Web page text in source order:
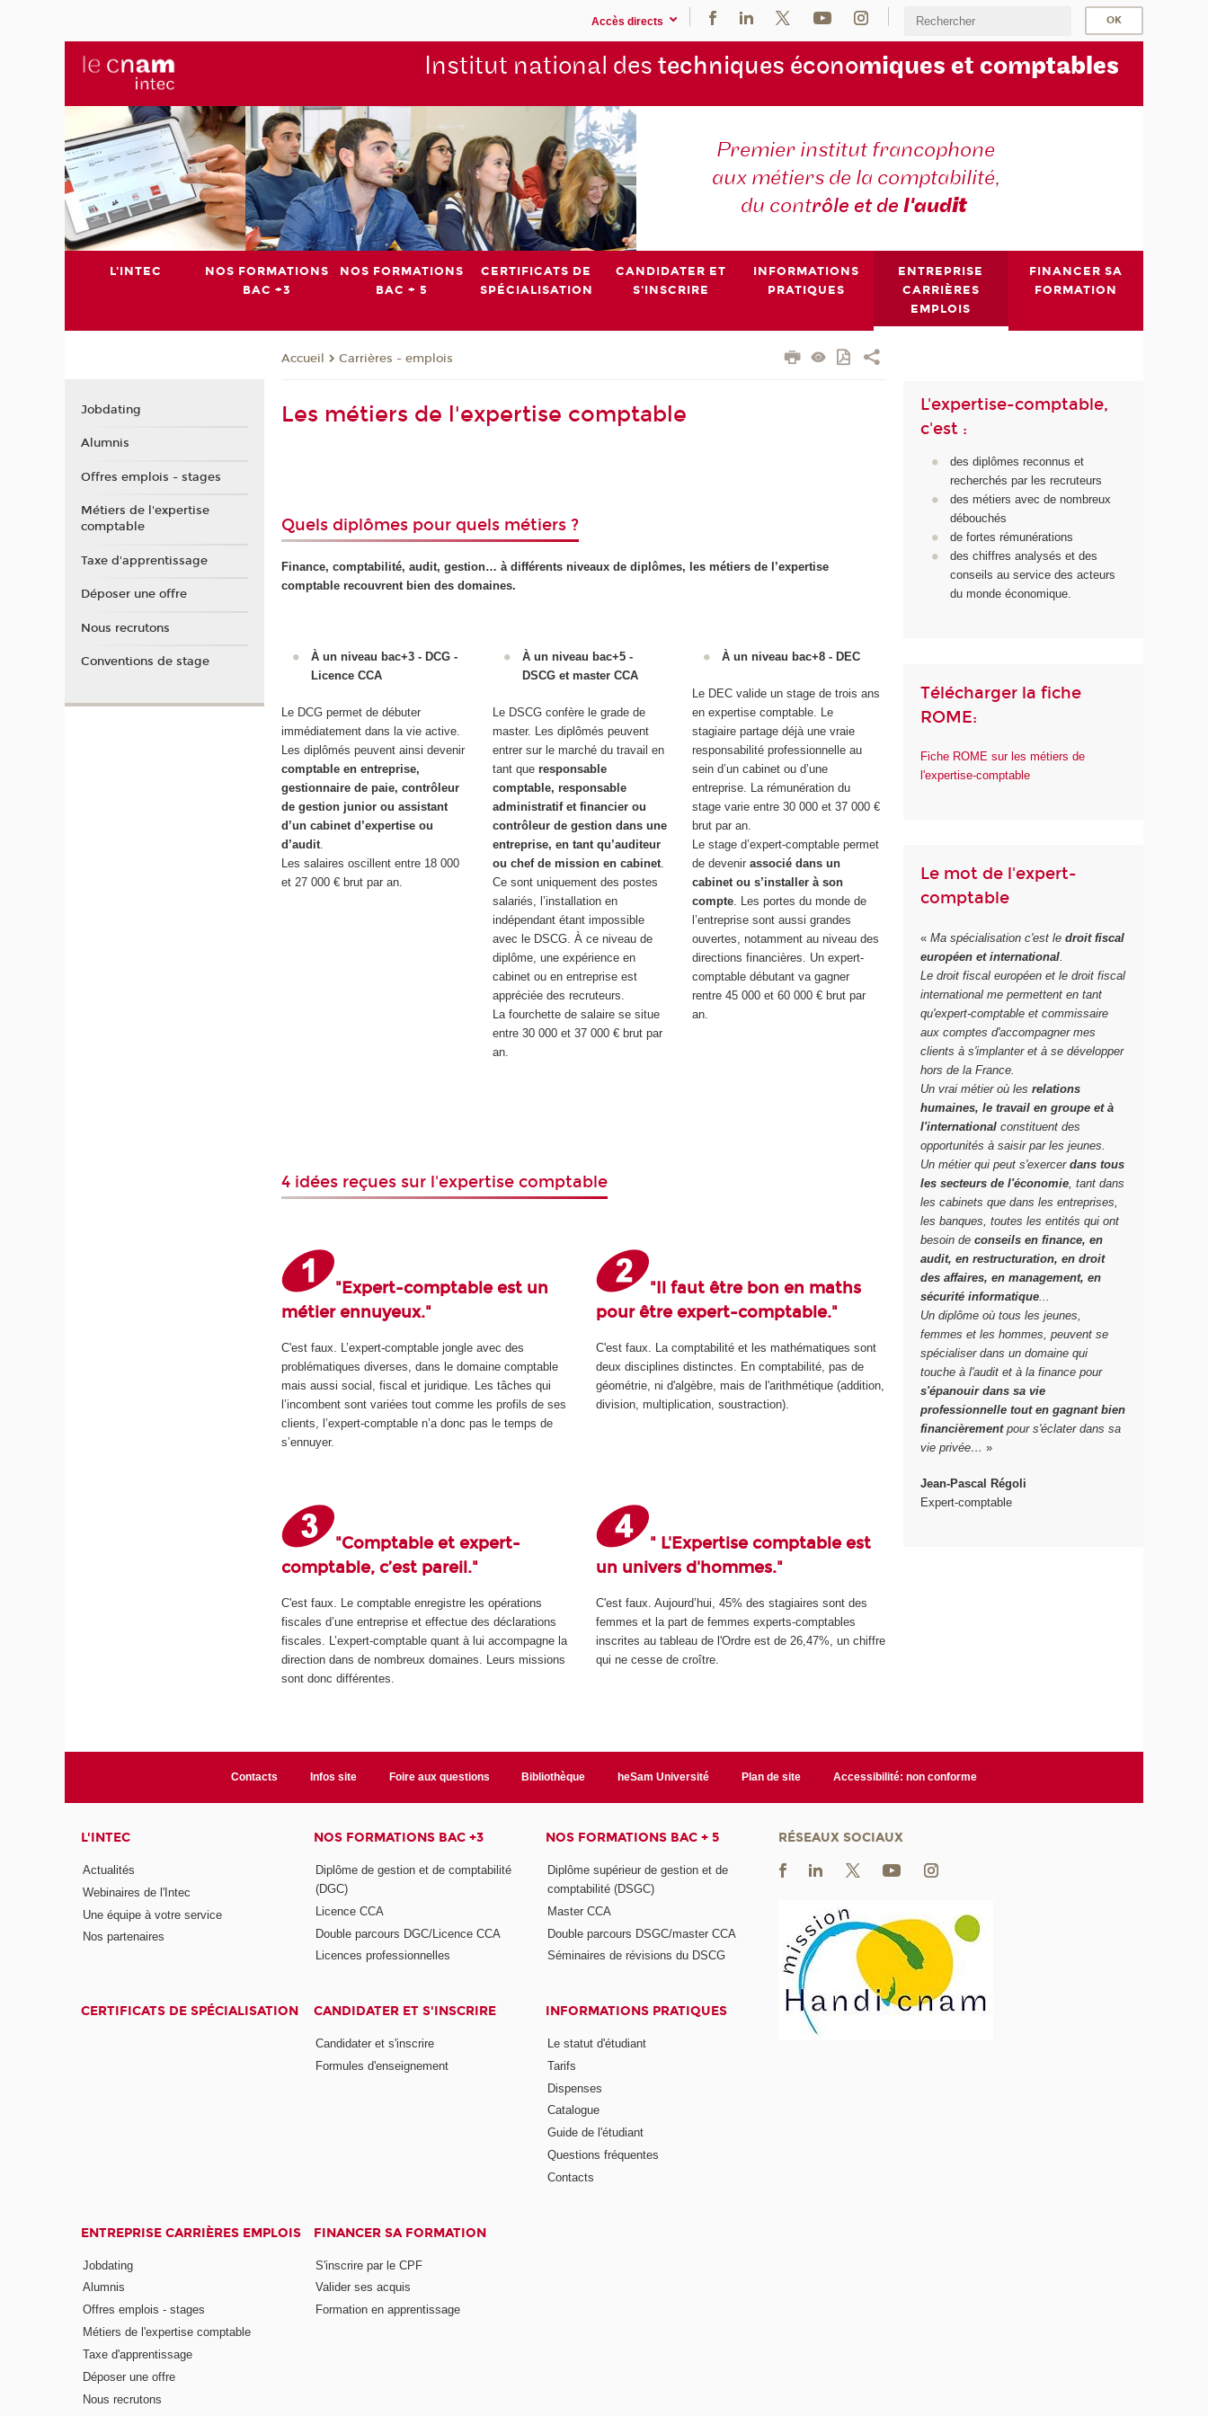
Accès directs
Institut national des techniques économiques et comptables
Premier institut francophone
aux métiers de la comptabilité,
du contrôle et del'audit
L'INTEC
NOS FORMATIONS
BAC +3
NOS FORMATIONS
BAC + 5
CERTIFICATS DE
SPÉCIALISATION
CANDIDATER ET
S'INSCRIRE
INFORMATIONS
PRATIQUES
ENTREPRISE
CARRIÈRES
EMPLOIS
FINANCER SA
FORMATION
Accueil Carrières - emplois
Les métiers de l'expertise comptable
Quels diplômes pour quels métiers ?
Finance, comptabilité, audit, gestion… à différents niveaux de diplômes, les métiers de l’expertise
comptable recouvrent bien des domaines.
À un niveau bac+3 - DCG -
Licence CCA
Le DCG permet de débuter
immédiatement dans la vie active.
Les diplômés peuvent ainsi devenir
comptable en entreprise,
gestionnaire de paie, contrôleur
de gestion junior ou assistant
d’un cabinet d’expertise ou
d’audit
Les salaires oscillent entre 18 000
et 27 000 € brut par an.
À un niveau bac+5 -
DSCG et master CCA
Le DSCG confère le grade de
master. Les diplômés peuvent
entrer sur le marché du travail en
tant queresponsable
comptable, responsable
administratif et financier ou
contrôleur de gestion dans une
entreprise, en tant qu’auditeur
ou chef de mission en cabinet
Ce sont uniquement des postes
salariés, l’installation en
indépendant étant impossible
avec le DSCG. À ce niveau de
diplôme, une expérience en
cabinet ou en entreprise est
appréciée des recruteurs.
La fourchette de salaire se situe
entre 30 000 et 37 000 € brut par
an.
À un niveau bac+8 - DEC
Le DEC valide un stage de trois ans
en expertise comptable. Le
stagiaire partage déjà une vraie
responsabilité professionnelle au
sein d’un cabinet ou d’une
entreprise. La rémunération du
stage varie entre 30 000 et 37 000 €
brut par an.
Le stage d’expert-comptable permet
de devenirassocié dans un
cabinet ou s’installer à son
compte . Les portes du monde de
l’entreprise sont aussi grandes
ouvertes, notamment au niveau des
directions financières. Un expert-
comptable débutant va gagner
rentre 45 000 et 60 000 € brut par
an.
4 idées reçues sur l'expertise comptable
"Expert-comptable est un
métier ennuyeux."
C'est faux. L’expert-comptable jongle avec des
problématiques diverses, dans le domaine comptable
mais aussi social, fiscal et juridique. Les tâches qui
l’incombent sont variées tout comme les profils de ses
clients, l’expert-comptable n’a donc pas le temps de
s’ennuyer.
"Il faut être bon en maths
pour être expert-comptable."
C'est faux. La comptabilité et les mathématiques sont
deux disciplines distinctes. En comptabilité, pas de
géométrie, ni d'algèbre, mais de l'arithmétique (addition,
division, multiplication, soustraction).
"Comptable et expert-
comptable, c’est pareil."
C'est faux. Le comptable enregistre les opérations
fiscales d’une entreprise et effectue des déclarations
fiscales. L’expert-comptable quant à lui accompagne la
direction dans de nombreux domaines. Leurs missions
sont donc différentes.
" L'Expertise comptable est
un univers d'hommes."
C'est faux. Aujourd’hui, 45% des stagiaires sont des
femmes et la part de femmes experts-comptables
inscrites au tableau de l'Ordre est de 26,47%, un chiffre
qui ne cesse de croître.
L'expertise-comptable,
c'est :
des diplômes reconnus et
recherchés par les recruteurs
des métiers avec de nombreux
débouchés
de fortes rémunérations
des chiffres analysés et des
conseils au service des acteurs
du monde économique.
Télécharger la fiche
ROME:
Fiche ROME sur les métiers de
l'expertise-comptable
Le mot de l'expert-
comptable
«Ma spécialisation c'est ledroit fiscal
européen et international
Le droit fiscal européen et le droit fiscal
international me permettent en tant
qu'expert-comptable et commissaire
aux comptes d'accompagner mes
clients à s'implanter et à se développer
hors de la France.
Un vrai métier où lesrelations
humaines, le travail en groupe et à
l'international constituent des
opportunités à saisir par les jeunes.
Un métier qui peut s'exercerdans tous
les secteurs de l'économie , tant dans
les cabinets que dans les entreprises,
les banques, toutes les entités qui ont
besoin deconseils en finance, en
audit, en restructuration, en droit
des affaires, en management, en
sécurité informatique
Un diplôme où tous les jeunes,
femmes et les hommes, peuvent se
spécialiser dans un domaine qui
touche à l'audit et à la finance pour
s'épanouir dans sa vie
professionnelle tout en gagnant bien
financièrementpour s'éclater dans sa
vie privée… »
Jean-Pascal Régoli
Expert-comptable
Jobdating
Alumnis
Offres emplois - stages
Métiers de l'expertise
comptable
Taxe d'apprentissage
Déposer une offre
Nous recrutons
Conventions de stage
Contacts Infos site Foire aux questions Bibliothèque heSam Université Plan de site Accessibilité: non conforme
L'INTEC
Actualités
Webinaires de l'Intec
Une équipe à votre service
Nos partenaires
NOS FORMATIONS BAC +3
Diplôme de gestion et de comptabilité
(DGC)
Licence CCA
Double parcours DGC/Licence CCA
Licences professionnelles
NOS FORMATIONS BAC + 5
Diplôme supérieur de gestion et de
comptabilité (DSGC)
Master CCA
Double parcours DSGC/master CCA
Séminaires de révisions du DSCG
CERTIFICATS DE SPÉCIALISATION CANDIDATER ET S'INSCRIRE
Candidater et s'inscrire
Formules d'enseignement
INFORMATIONS PRATIQUES
Le statut d'étudiant
Tarifs
Dispenses
Catalogue
Guide de l'étudiant
Questions fréquentes
Contacts
ENTREPRISE CARRIÈRES EMPLOIS
Jobdating
Alumnis
Offres emplois - stages
Métiers de l'expertise comptable
Taxe d'apprentissage
Déposer une offre
Nous recrutons
FINANCER SA FORMATION
S'inscrire par le CPF
Valider ses acquis
Formation en apprentissage
RÉSEAUX SOCIAUX